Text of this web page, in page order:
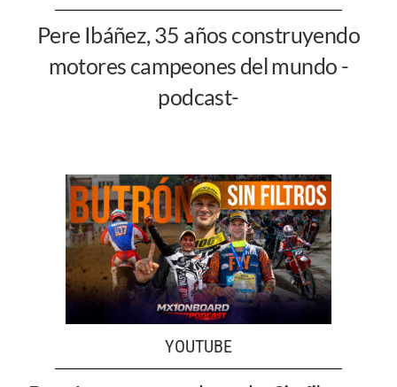
Pere Ibáñez, 35 años construyendo
motores campeones del mundo -
podcast-
YOUTUBE